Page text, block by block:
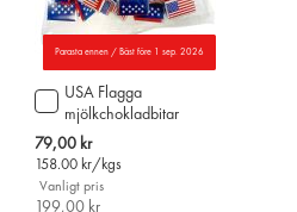
Parasta ennen / Bäst före 1 sep. 2026
USA Flagga
mjölkchokladbitar
500g
Special
Price
79,00 kr
158.00 kr/kgs
Vanligt pris
199,00 kr
Lägg
till
i
varukorgen